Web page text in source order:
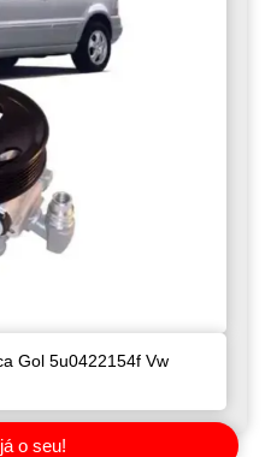
Gol 5u0422154f Vw
o seu!